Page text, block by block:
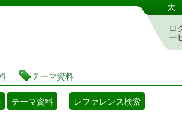
索・予約システム 大
ロ
ー
テーマ資料
テーマ資料 レファレンス検索